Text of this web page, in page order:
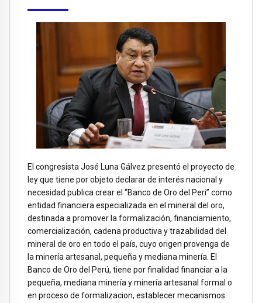
El congresista José Luna Gálvez presentó el proyecto de
ley que tiene por objeto declarar de interés nacional y
necesidad publica crear el “Banco de Oro del Peri” como
entidad financiera especializada en el mineral del oro,
destinada a promover la formalización, financiamiento,
comercialización, cadena productiva y trazabilidad del
mineral de oro en todo el país, cuyo origen provenga de
la minería artesanal, pequeña y mediana minería. El
Banco de Oro del Perú, tiene por finalidad financiar a la
pequeña, mediana minería y minería artesanal formal o
en proceso de formalizacion, establecer mecanismos